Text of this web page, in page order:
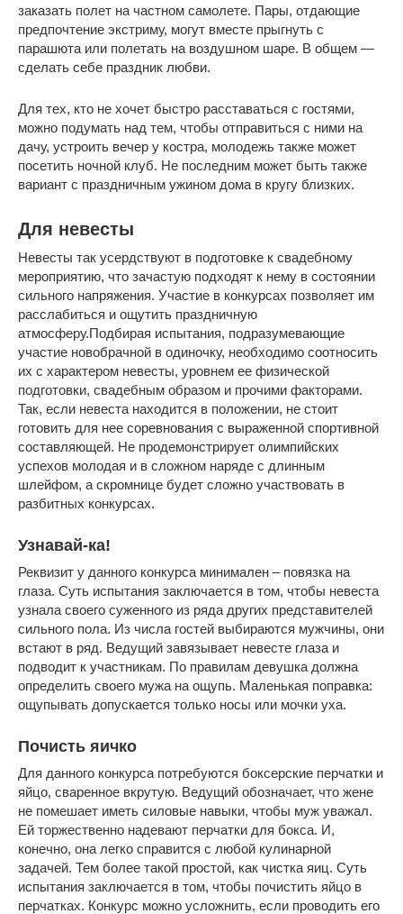
заказать полет на частном самолете. Пары, отдающие
предпочтение экстриму, могут вместе прыгнуть с
парашюта или полетать на воздушном шаре. В общем —
сделать себе праздник любви.
Для тех, кто не хочет быстро расставаться с гостями,
можно подумать над тем, чтобы отправиться с ними на
дачу, устроить вечер у костра, молодежь также может
посетить ночной клуб. Не последним может быть также
вариант с праздничным ужином дома в кругу близких.
Для невесты
Невесты так усердствуют в подготовке к свадебному
мероприятию, что зачастую подходят к нему в состоянии
сильного напряжения. Участие в конкурсах позволяет им
расслабиться и ощутить праздничную
атмосферу.Подбирая испытания, подразумевающие
участие новобрачной в одиночку, необходимо соотносить
их с характером невесты, уровнем ее физической
подготовки, свадебным образом и прочими факторами.
Так, если невеста находится в положении, не стоит
готовить для нее соревнования с выраженной спортивной
составляющей. Не продемонстрирует олимпийских
успехов молодая и в сложном наряде с длинным
шлейфом, а скромнице будет сложно участвовать в
разбитных конкурсах.
Узнавай-ка!
Реквизит у данного конкурса минимален – повязка на
глаза. Суть испытания заключается в том, чтобы невеста
узнала своего суженного из ряда других представителей
сильного пола. Из числа гостей выбираются мужчины, они
встают в ряд. Ведущий завязывает невесте глаза и
подводит к участникам. По правилам девушка должна
определить своего мужа на ощупь. Маленькая поправка:
ощупывать допускается только носы или мочки уха.
Почисть яичко
Для данного конкурса потребуются боксерские перчатки и
яйцо, сваренное вкрутую. Ведущий обозначает, что жене
не помешает иметь силовые навыки, чтобы муж уважал.
Ей торжественно надевают перчатки для бокса. И,
конечно, она легко справится с любой кулинарной
задачей. Тем более такой простой, как чистка яиц. Суть
испытания заключается в том, чтобы почистить яйцо в
перчатках. Конкурс можно усложнить, если проводить его